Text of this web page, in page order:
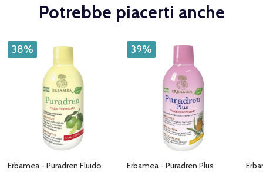
Potrebbe piacerti anche
38%
Erbamea - Puradren Fluido
39%
Erbamea - Puradren Plus